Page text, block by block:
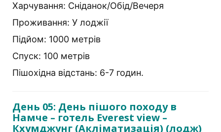
Харчування: Сніданок/Обід/Вечеря
Проживання: У лоджії
Підйом: 1000 метрів
Спуск: 100 метрів
Пішохідна відстань: 6-7 годин.
День 05: День пішого походу в
Намче – готель Everest view –
Кхумджунг (Акліматизація) (лодж)